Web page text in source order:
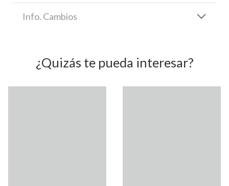
Info. Cambios
¿Quizás te pueda interesar?